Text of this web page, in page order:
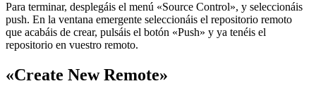
Para terminar, desplegáis el menú «Source Control», y seleccionáis
push. En la ventana emergente seleccionáis el repositorio remoto
que acabáis de crear, pulsáis el botón «Push» y ya tenéis el
repositorio en vuestro remoto.
«Create New Remote»